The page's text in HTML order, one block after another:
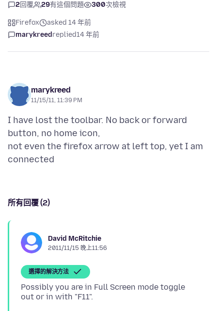
2回覆 29有這個問題 300次檢視
Firefox
asked 14 年前
marykreedreplied14 年前
marykreed
11/15/11, 11:39 PM
I have lost the toolbar. No back or forward
button, no home icon,
not even the firefox arrow at left top, yet I am
所有回覆 (2)
David McRitchie
2011/11/15 晚上11:56
選擇的解決方法
Possibly you are in Full Screen mode toggle